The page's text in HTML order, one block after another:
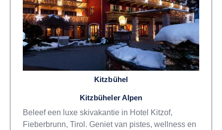
Kitzbühel
Kitzbüheler Alpen
Beleef een luxe skivakantie in Hotel Kitzof,
Fieberbrunn, Tirol. Geniet van pistes, wellness en